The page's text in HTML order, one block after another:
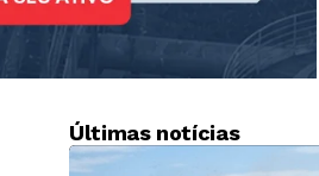
Últimas notícias